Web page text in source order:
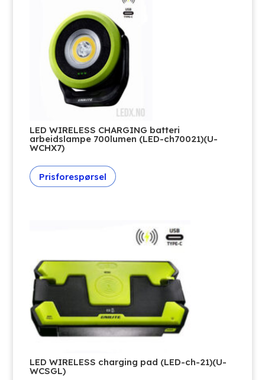
LED WIRELESS CHARGING batteri
arbeidslampe 700lumen (LED-ch70021)(U-
WCHX7)
Prisforespørsel
LED WIRELESS charging pad (LED-ch-21)(U-
WCSGL)